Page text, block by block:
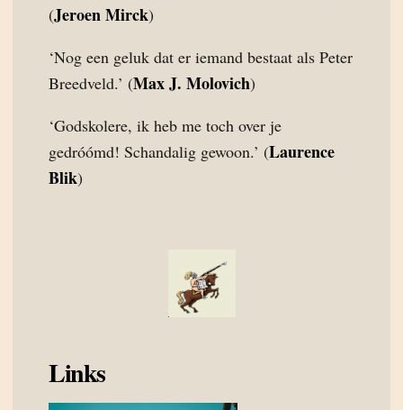
(Jeroen Mirck)
‘Nog een geluk dat er iemand bestaat als Peter
Breedveld.’ (Max J. Molovich)
‘Godskolere, ik heb me toch over je
gedróómd! Schandalig gewoon.’ (Laurence
Blik)
Links